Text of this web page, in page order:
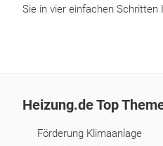
Sie in vier einfachen Schritten
Heizung.de Top
Förderung Klimaanlage